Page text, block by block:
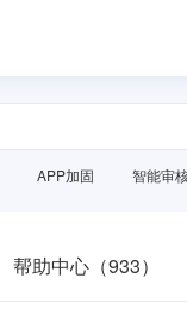
APP加固 智能审
帮助中心（933）